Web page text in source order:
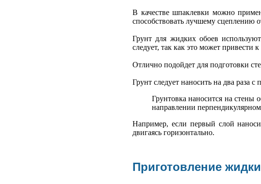
В качестве шпаклевки можно
способствовать лучшему сцеплению
Грунт для жидких обоев
следует, так как это может привести
Отлично подойдет для подготовки
Грунт следует наносить на два раза
Грунтовка наносится на
направлении
Например, если первый слой
двигаясь горизонтально.
Приготовление